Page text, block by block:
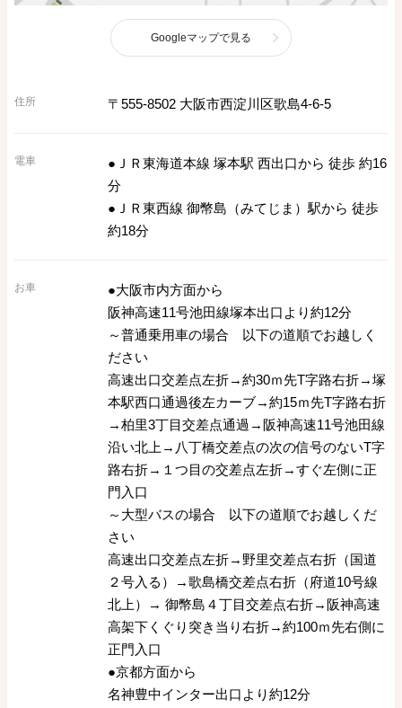
Googleマップで見る
住所 〒555-8502 大阪市西淀川区歌島4-6-5
電車
●ＪＲ東海道本線 塚本駅 西出口から 徒歩 約16
分
●ＪＲ東西線 御幣島（みてじま）駅から 徒歩
約18分
お車
●大阪市内方面から
阪神高速11号池田線塚本出口より約12分
～普通乗用車の場合 以下の道順でお越しく
ださい
高速出口交差点左折→約30ｍ先T字路右折→塚
本駅西口通過後左カーブ→約15ｍ先T字路右折
→柏里3丁目交差点通過→阪神高速11号池田線
沿い北上→八丁橋交差点の次の信号のないT字
路右折→１つ目の交差点左折→すぐ左側に正
門入口
～大型バスの場合 以下の道順でお越しくだ
さい
高速出口交差点左折→野里交差点右折（国道
２号入る）→歌島橋交差点右折（府道10号線
北上）→ 御幣島４丁目交差点右折→阪神高速
高架下くぐり突き当り右折→約100ｍ先右側に
正門入口
●京都方面から
名神豊中インター出口より約12分